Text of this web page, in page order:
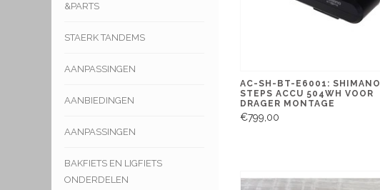
&PARTS
STAERK TANDEMS
AANPASSINGEN
AANBIEDINGEN
AANPASSINGEN
BAKFIETS EN LIGFIETS
ONDERDELEN
AC-SH-BT-E6001: SHIMANO
STEPS ACCU 504WH VOOR
DRAGER MONTAGE
€799,00